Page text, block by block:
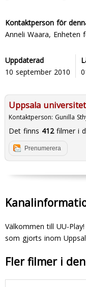
Kontaktperson för
Anneli Waara, Enheten
Uppdaterad
10 september 2010
Uppsala
Kontaktperson: Gunilla
Det finns 412filmer i
Prenumerera
Välkommen till UU-
som gjorts inom
Fler filmer i